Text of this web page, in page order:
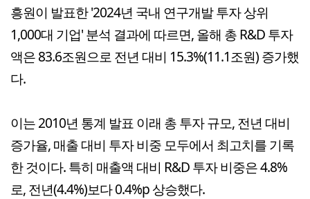
흥원이 발표한 '2024년 국내 연구개발 투자 상위
1,000대 기업' 분석 결과에 따르면, 올해 총 R&D 투자
액은 83.6조원으로 전년 대비 15.3%(11.1조원) 증가했
다.
이는 2010년 통계 발표 이래 총 투자 규모, 전년 대비
증가율, 매출 대비 투자 비중 모두에서 최고치를 기록
한 것이다. 특히 매출액 대비 R&D 투자 비중은 4.8%
로, 전년(4.4%)보다 0.4%p 상승했다.